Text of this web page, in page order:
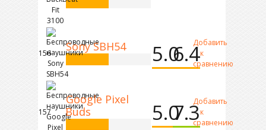
156 Sony SBH54 5.06.4Добавить
к
сравнению
157
Google Pixel
Buds
5.07.3Добавить
к
сравнению